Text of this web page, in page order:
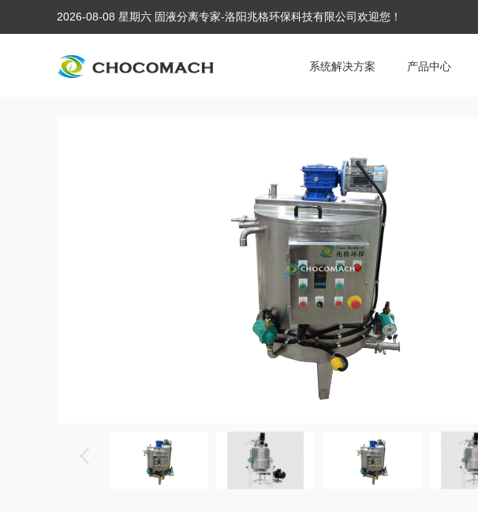
2026-08-08 星期六 固液分离专家-洛阳兆格环保科技有限公司欢迎您！
系统解决方案 产品中心
当前位置: 首页/产品中心/液压榨油机配套设备